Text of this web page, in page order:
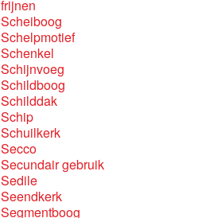
frijnen
Scheiboog
Schelpmotief
Schenkel
Schijnvoeg
Schildboog
Schilddak
Schip
Schuilkerk
Secco
Secundair gebruik
Sedile
Seendkerk
Segmentboog